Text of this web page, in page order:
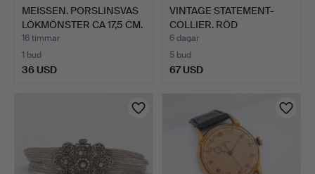
MEISSEN. PORSLINSVAS
LÖKMÖNSTER CA 17,5 CM.
16 timmar
1 bud
36 USD
VINTAGE STATEMENT-
COLLIER. RÖD
MEDELHAVSKO…
6 dagar
5 bud
67 USD